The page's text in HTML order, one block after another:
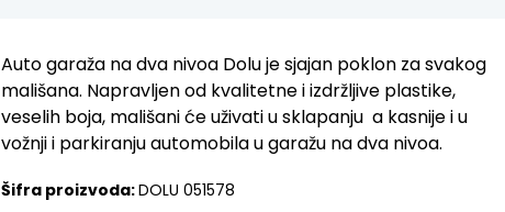
Auto garaža na dva nivoa Dolu je sjajan poklon za svakog
mališana. Napravljen od kvalitetne i izdržljive plastike,
veselih boja, mališani će uživati u sklapanju a kasnije i u
vožnji i parkiranju automobila u garažu na dva nivoa.
Šifra proizvoda:DOLU 051578